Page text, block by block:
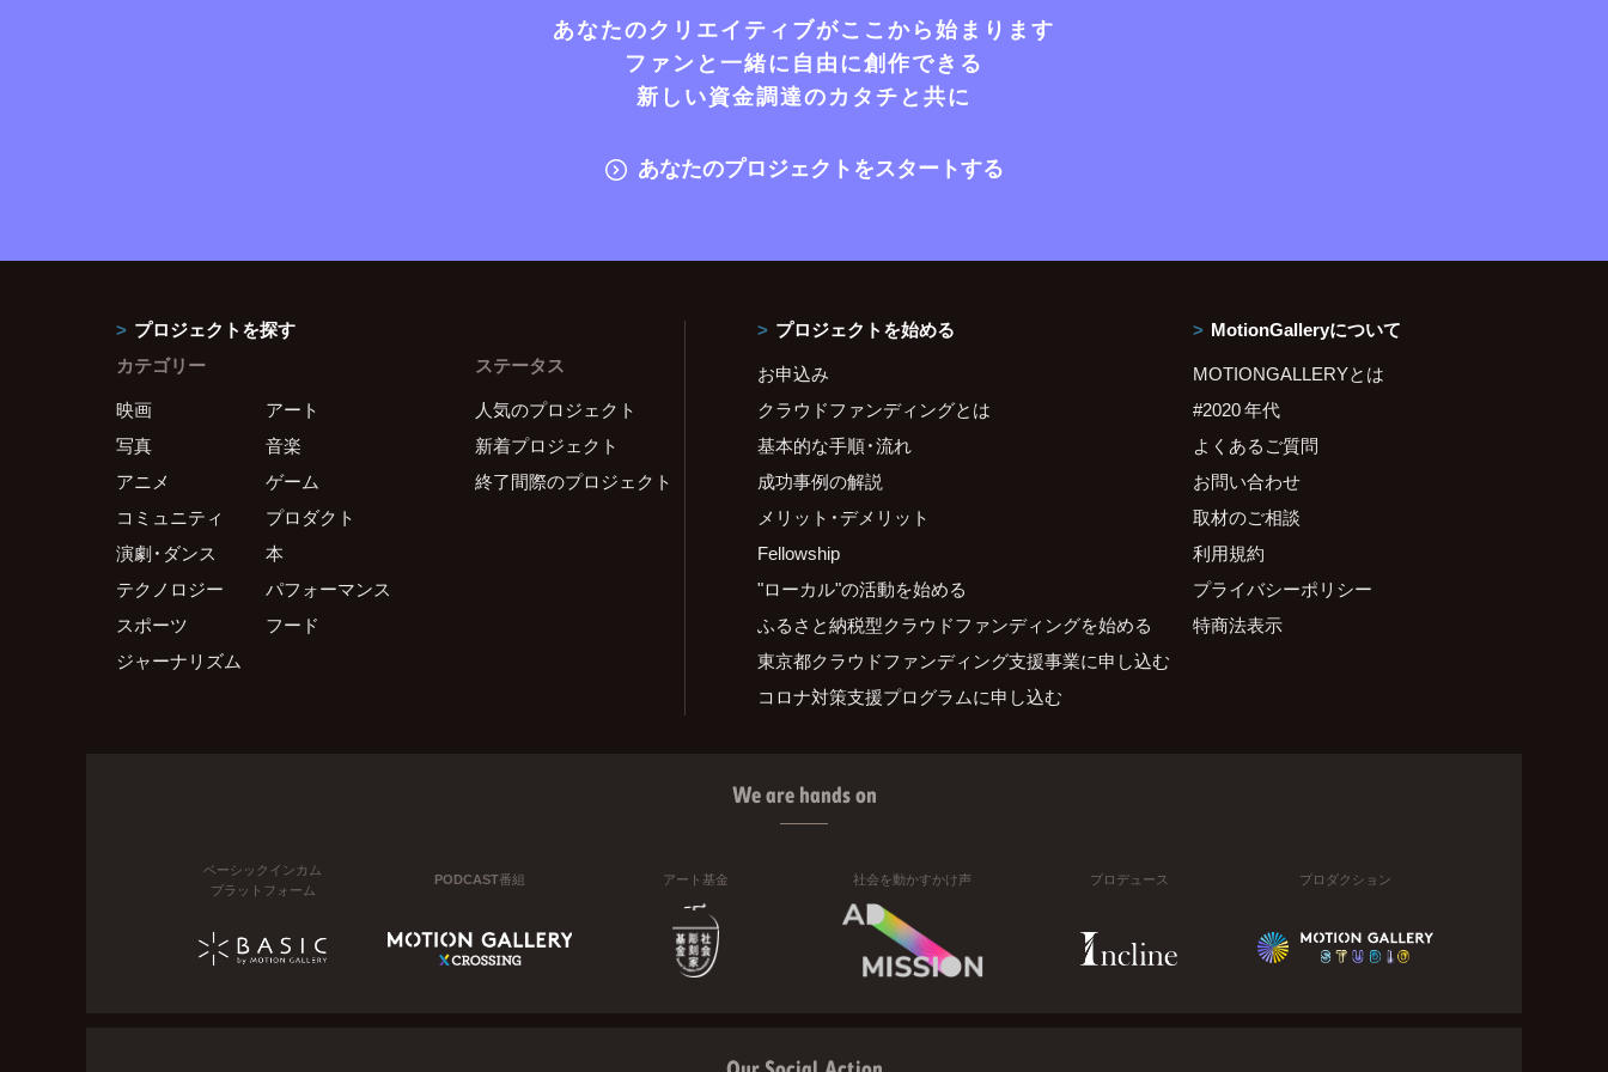
あなたのクリエイティブがここから始まります
ファンと一緒に自由に創作できる
新しい資金調達のカタチと共に
あなたのプロジェクトをスタートする
プロジェクトを探す
カテゴリー
映画
アート
写真
音楽
アニメ
ゲーム
コミュニティ
プロダクト
演劇・ダンス
本
テクノロジー
パフォーマンス
スポーツ
フード
ジャーナリズム
ステータス
人気のプロジェクト
新着プロジェクト
終了間際のプロジェクト
プロジェクトを始める
お申込み
クラウドファンディングとは
基本的な手順・流れ
成功事例の解説
メリット・デメリット
Fellowship
"ローカル"の活動を始める
ふるさと納税型クラウドファンディングを始める
東京都クラウドファンディング支援事業に申し込む
コロナ対策支援プログラムに申し込む
MotionGalleryについて
MOTIONGALLERYとは
#2020 年代
よくあるご質問
お問い合わせ
取材のご相談
利用規約
プライバシーポリシー
特商法表示
We are hands on
ベーシックインカム
プラットフォーム
PODCAST番組 アート基金 社会を動かすかけ声 プロデュース プロダクション